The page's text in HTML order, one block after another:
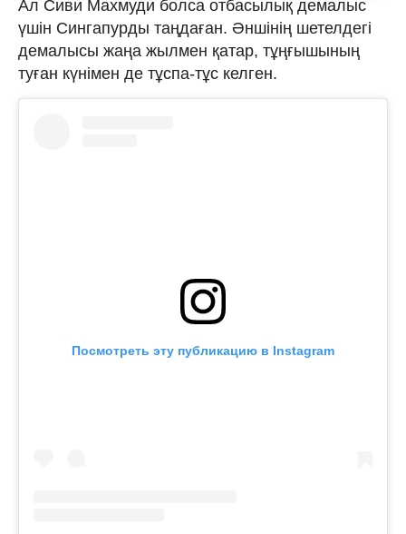
Ал Сиви Махмуди болса отбасылық демалыс
үшін Сингапурды таңдаған. Әншінің шетелдегі
демалысы жаңа жылмен қатар, тұңғышының
туған күнімен де тұспа-тұс келген.
Посмотреть эту публикацию в Instagram